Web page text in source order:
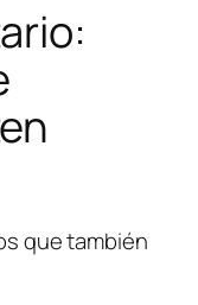
que también